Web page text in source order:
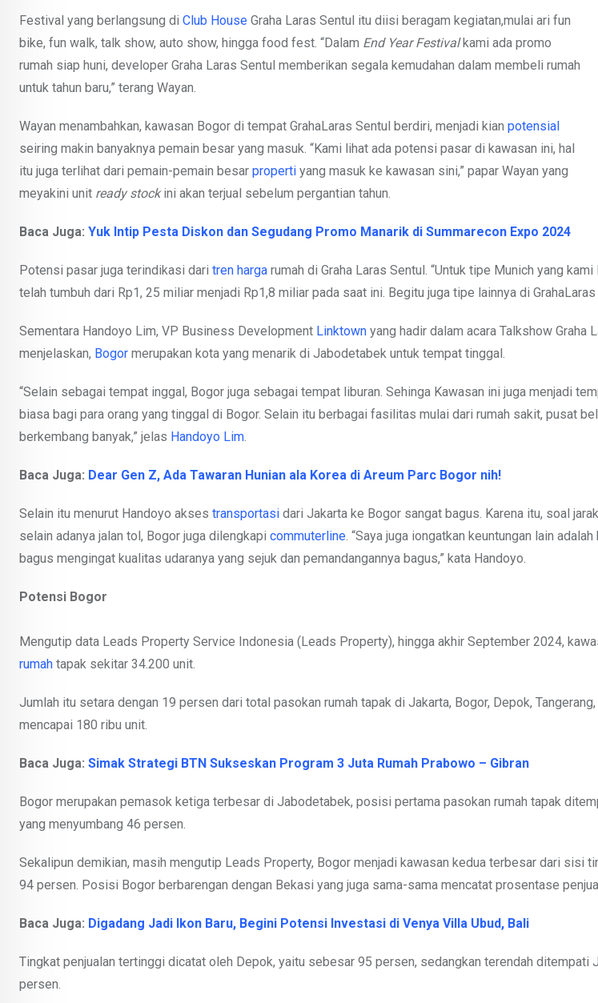
Festival yang berlangsung di Club House Graha Laras Sentul itu diisi beragam kegiatan,mulai ari fun
bike, fun walk, talk show, auto show, hingga food fest. “Dalam End Year Festivalkami ada promo
rumah siap huni, developer Graha Laras Sentul memberikan segala kemudahan dalam membeli rumah
untuk tahun baru,” terang Wayan.
Wayan menambahkan, kawasan Bogor di tempat GrahaLaras Sentul berdiri, menjadi kian potensial
seiring makin banyaknya pemain besar yang masuk. “Kami lihat ada potensi pasar di kawasan ini, hal
itu juga terlihat dari pemain-pemain besar properti yang masuk ke kawasan sini,” papar Wayan yang
meyakini unit ready stockini akan terjual sebelum pergantian tahun.
Baca Juga: Yuk Intip Pesta Diskon dan Segudang Promo Manarik di Summarecon Expo 2024
Potensi pasar juga terindikasi dari tren harga rumah di Graha Laras Sentul. “Untuk tipe Munich yang
telah tumbuh dari Rp1, 25 miliar menjadi Rp1,8 miliar pada saat ini. Begitu juga tipe lainnya di GrahaLaras
Sementara Handoyo Lim, VP Business Development Linktown yang hadir dalam acara Talkshow Graha
menjelaskan, Bogor merupakan kota yang menarik di Jabodetabek untuk tempat tinggal.
“Selain sebagai tempat inggal, Bogor juga sebagai tempat liburan. Sehinga Kawasan ini juga menjadi
biasa bagi para orang yang tinggal di Bogor. Selain itu berbagai fasilitas mulai dari rumah sakit, pusat
berkembang banyak,” jelas Handoyo Lim.
Baca Juga: Dear Gen Z, Ada Tawaran Hunian ala Korea di Areum Parc Bogor nih!
Selain itu menurut Handoyo akses transportasi dari Jakarta ke Bogor sangat bagus. Karena itu, soal
selain adanya jalan tol, Bogor juga dilengkapi commuterline. “Saya juga iongatkan keuntungan lain
bagus mengingat kualitas udaranya yang sejuk dan pemandangannya bagus,” kata Handoyo.
Potensi Bogor
Mengutip data Leads Property Service Indonesia (Leads Property), hingga akhir September 2024,
rumah tapak sekitar 34.200 unit.
Jumlah itu setara dengan 19 persen dari total pasokan rumah tapak di Jakarta, Bogor, Depok,
mencapai 180 ribu unit.
Baca Juga: Simak Strategi BTN Sukseskan Program 3 Juta Rumah Prabowo – Gibran
Bogor merupakan pemasok ketiga terbesar di Jabodetabek, posisi pertama pasokan rumah tapak
yang menyumbang 46 persen.
Sekalipun demikian, masih mengutip Leads Property, Bogor menjadi kawasan kedua terbesar dari sisi
94 persen. Posisi Bogor berbarengan dengan Bekasi yang juga sama-sama mencatat prosentase
Baca Juga: Digadang Jadi Ikon Baru, Begini Potensi Investasi di Venya Villa Ubud, Bali
Tingkat penjualan tertinggi dicatat oleh Depok, yaitu sebesar 95 persen, sedangkan terendah ditempati
persen.